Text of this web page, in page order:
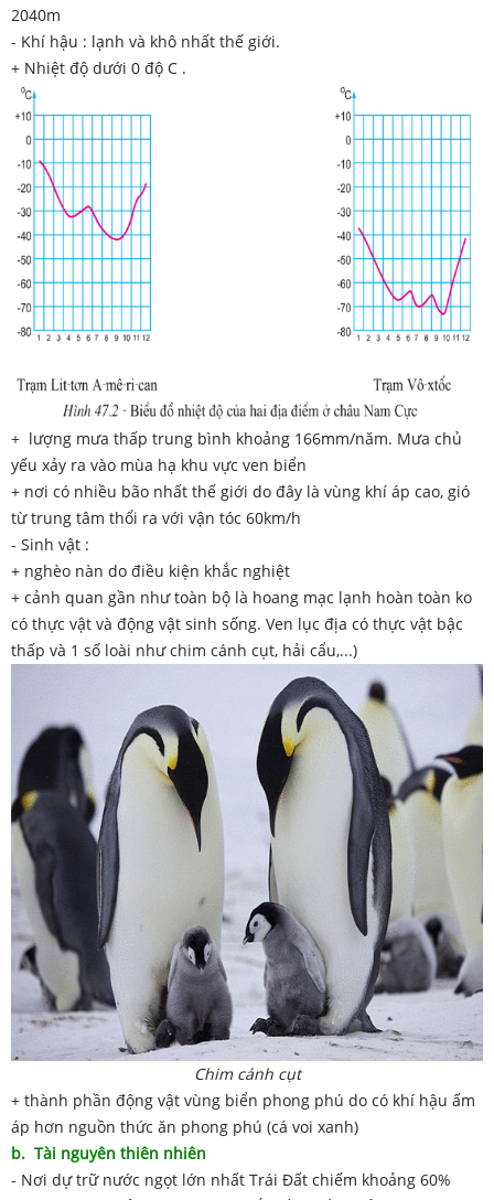
2040m
- Khí hậu : lạnh và khô nhất thế giới.
+ Nhiệt độ dưới 0 độ C .
+ lượng mưa thấp trung bình khoảng 166mm/năm. Mưa chủ
yếu xảy ra vào mùa hạ khu vực ven biển
+ nơi có nhiều bão nhất thế giới do đây là vùng khí áp cao, gió
từ trung tâm thổi ra với vận tóc 60km/h
- Sinh vật :
+ nghèo nàn do điều kiện khắc nghiệt
+ cảnh quan gần như toàn bộ là hoang mạc lạnh hoàn toàn ko
có thực vật và động vật sinh sống. Ven lục địa có thực vật bậc
thấp và 1 số loài như chim cánh cụt, hải cẩu,...)
Chim cánh cụt
+ thành phần động vật vùng biển phong phú do có khí hậu ấm
áp hơn nguồn thức ăn phong phú (cá voi xanh)
b. Tài nguyên thiên nhiên
- Nơi dự trữ nước ngọt lớn nhất Trái Đất chiếm khoảng 60%